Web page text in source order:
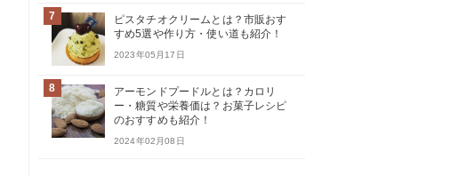
7
ピスタチオクリームとは？市販おす
すめ5選や作り方・使い道も紹介！
2023年05月17日
8
アーモンドプードルとは？カロリ
ー・糖質や栄養価は？お菓子レシピ
のおすすめも紹介！
2024年02月08日